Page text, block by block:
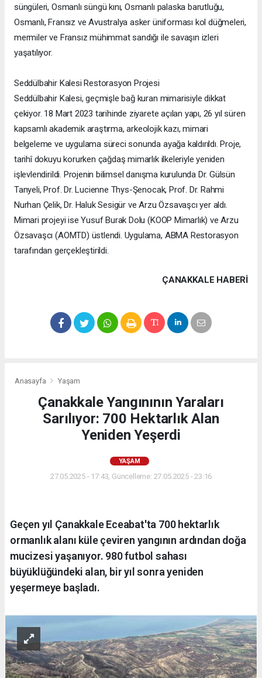
süngüleri, Osmanlı süngü kını, Osmanlı palaska barutluğu,
Osmanlı, Fransız ve Avustralya asker üniforması kol düğmeleri,
mermiler ve Fransız mühimmat sandığı ile savaşın izleri
yaşatılıyor.
Seddülbahir Kalesi Restorasyon Projesi
Seddülbahir Kalesi, geçmişle bağ kuran mimarisiyle dikkat
çekiyor. 18 Mart 2023 tarihinde ziyarete açılan yapı, 26 yıl süren
kapsamlı akademik araştırma, arkeolojik kazı, mimari
belgeleme ve uygulama süreci sonunda ayağa kaldırıldı. Proje,
tarihî dokuyu korurken çağdaş mimarlık ilkeleriyle yeniden
işlevlendirildi. Projenin bilimsel danışma kurulunda Dr. Gülsün
Tanyeli, Prof. Dr. Lucienne Thys-Şenocak, Prof. Dr. Rahmi
Nurhan Çelik, Dr. Haluk Sesigür ve Arzu Özsavaşcı yer aldı.
Mimari projeyi ise Yusuf Burak Dolu (KOOP Mimarlık) ve Arzu
Özsavaşcı (AOMTD) üstlendi. Uygulama, ABMA Restorasyon
tarafından gerçekleştirildi.
ÇANAKKALE HABERİ
Anasayfa Yaşam
Çanakkale Yangınının Yaraları
Sarılıyor: 700 Hektarlık Alan
Yeniden Yeşerdi
YAŞAM
27.05.2025 - 17:43, Güncelleme: 27.05.2025 - 23:16
Geçen yıl Çanakkale Eceabat'ta 700 hektarlık
ormanlık alanı küle çeviren yangının ardından doğa
mucizesi yaşanıyor. 980 futbol sahası
büyüklüğündeki alan, bir yıl sonra yeniden
yeşermeye başladı.